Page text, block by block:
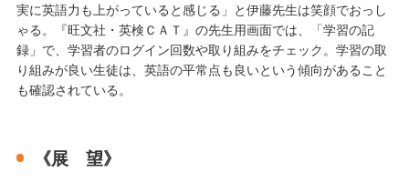
実に英語力も上がっていると感じる」と伊藤先生は笑顔でおっし
ゃる。『旺文社・英検ＣＡＴ』の先生用画面では、「学習の記
録」で、学習者のログイン回数や取り組みをチェック。学習の取
り組みが良い生徒は、英語の平常点も良いという傾向があること
も確認されている。
《展 望》